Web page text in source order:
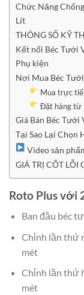
Chức Năng
Lít
THÔNG SỐ KỸ
Kết nối Béc Tưới
Phụ kiện
Nơi Mua Béc
Mua trực
Đặt hàng từ
Giá Bán Béc Tưới
Tại Sao Lại Chọn
Video sản
GIÁ TRỊ CỐT LỖI
Roto Plus với
Ban đầu béc
Chỉnh lần thứ
mét
Chỉnh lần thứ
mét